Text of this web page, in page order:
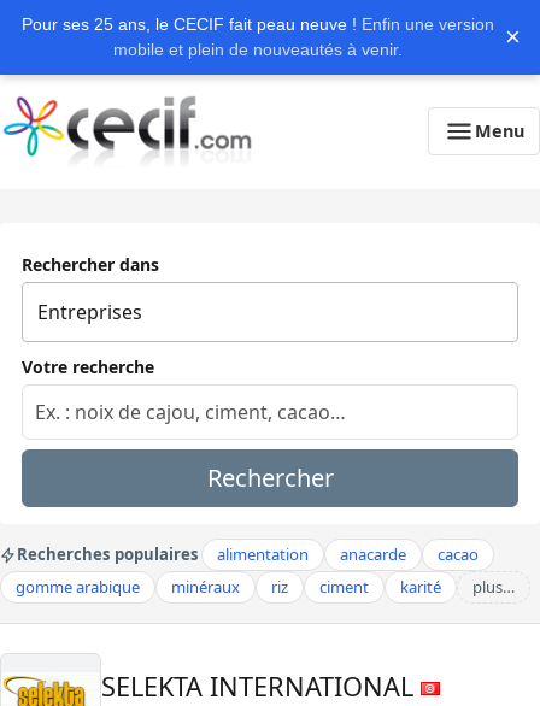
Pour ses 25 ans, le CECIF fait peau neuve ! Enfin une version
mobile et plein de nouveautés à venir.
×
Menu
Rechercher dans
Votre recherche
Rechercher
Recherches populaires alimentation anacarde
cacao
gomme arabique
minéraux riz ciment karité plus…
SELEKTA INTERNATIONAL